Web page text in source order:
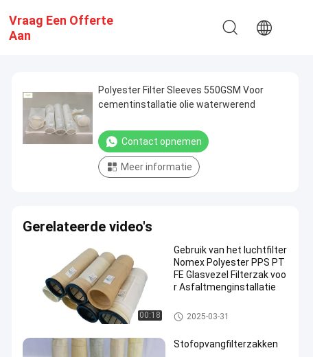
Vraag Een Offerte
Aan
Polyester Filter Sleeves 550GSM Voor
cementinstallatie olie waterwerend
Contact opnemen
Meer informatie
Gerelateerde video's
00:18
Gebruik van het luchtfilter
Nomex Polyester PPS PT
FE Glasvezel Filterzak voo
r Asfaltmenginstallatie
Stofopvangfilterzakken
2025-03-31
Stofopvangfilterzakken